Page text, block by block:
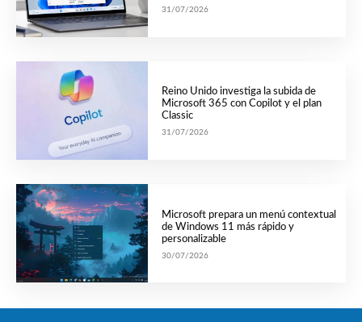
31/07/2026
Reino Unido investiga la subida de
Microsoft 365 con Copilot y el plan
Classic
31/07/2026
Microsoft prepara un menú contextual
de Windows 11 más rápido y
personalizable
30/07/2026